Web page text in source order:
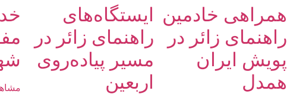
همراهی خادمین
راهنمای زائر در
پویش ایران
همدل
ایستگاه‌های
راهنمای زائر در
مسیر پیاده‌روی
اربعین